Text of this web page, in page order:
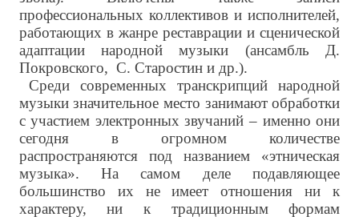
профессиональных коллективов и исполнителей,
работающих в жанре реставрации и сценической
адаптации народной музыки (ансамбль Д.
Покровского, С. Старостин и др.).
Среди современных транскрипций народной
музыки значительное место занимают обработки
с участием электронных звучаний – именно они
сегодня в огромном количестве
распространяются под названием «этническая
музыка». На самом деле подавляющее
большинство их не имеет отношения ни к
характеру, ни к традиционным формам